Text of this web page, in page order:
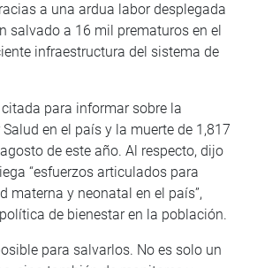
a una ardua labor desplegada
salvado a 16 mil prematuros en el
infraestructura del sistema de
para informar sobre la
en el país y la muerte de 1,817
de este año. Al respecto, dijo
“esfuerzos articulados para
materna y neonatal en el país”,
de bienestar en la población.
para salvarlos. No es solo un